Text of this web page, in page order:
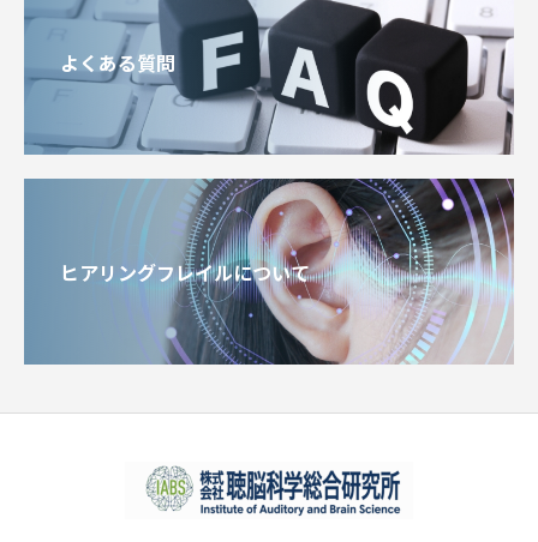
よくある質問
ヒアリングフレイルについて